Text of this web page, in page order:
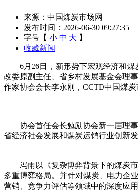
来源：中国煤炭市场网
发布时间：2026-06-30 09:27:35
字号【 小 中 大 】
收藏新闻
6月26日，新形势下宏观经济和煤
改委原副主任、省乡村发展基金会理
作家协会会长李永刚，CCTD中国煤
协会首任会长勉励协会新一届理事
省经济社会发展和煤炭运销行业创新
冯雨以《复杂博弈背景下的煤炭市
多重博弈格局。并针对煤炭、电力企
营销、竞争力评估等领域中的深度应